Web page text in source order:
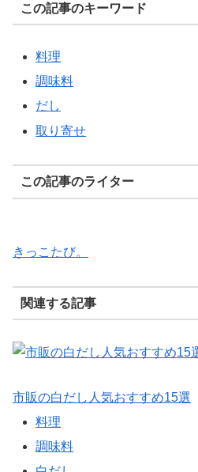
この記事のキーワード
料理
調味料
だし
取り寄せ
この記事のライター
きっこたび。
関連する記事
市販の白だし人気おすすめ15選
料理
調味料